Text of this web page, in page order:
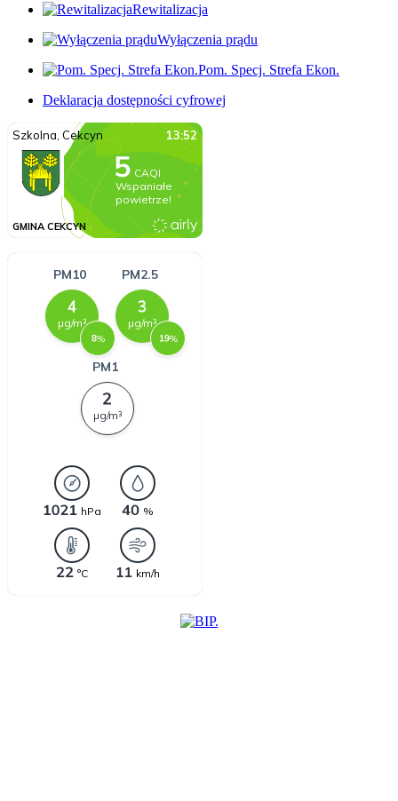
Rewitalizacja
Wyłączenia prądu
Pom. Specj. Strefa Ekon.
Deklaracja dostępności cyfrowej